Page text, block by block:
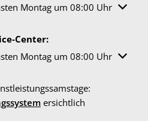
oder Schließzeiten
Montag um 08:00 Uhr
Center:
oder Schließzeiten
Montag um 08:00 Uhr
ersichtlich